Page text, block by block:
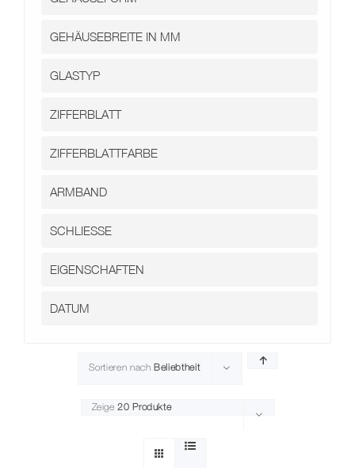
Kontakt
Sortieren nach Beliebtheit
Zeige20 Produkte